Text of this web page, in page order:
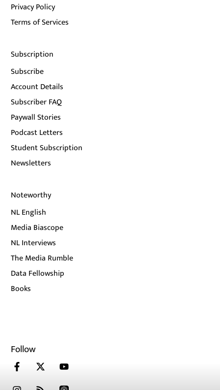
Privacy Policy
Terms of Services
Subscription
Subscribe
Account Details
Subscriber FAQ
Paywall Stories
Podcast Letters
Student Subscription
Newsletters
Noteworthy
NL English
Media Biascope
NL Interviews
The Media Rumble
Data Fellowship
Books
Follow